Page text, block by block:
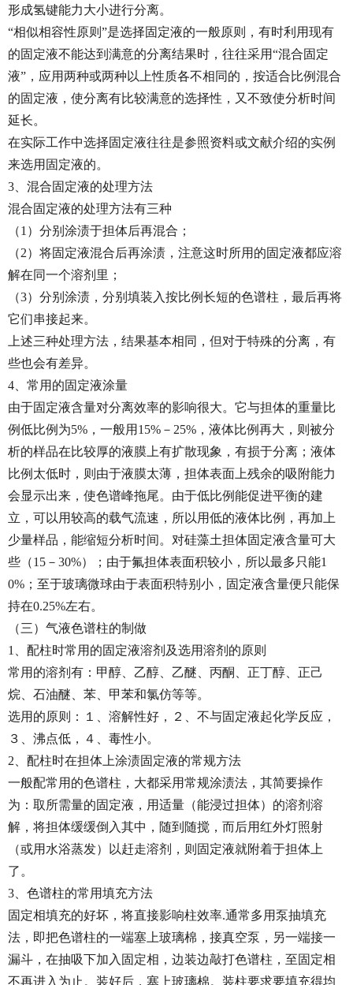
形成氢键能力大小进行分离。
“相似相容性原则”是选择固定液的一般原则，有时利用现有
的固定液不能达到满意的分离结果时，往往采用“混合固定
液”，应用两种或两种以上性质各不相同的，按适合比例混合
的固定液，使分离有比较满意的选择性，又不致使分析时间
延长。
在实际工作中选择固定液往往是参照资料或文献介绍的实例
来选用固定液的。
3、混合固定液的处理方法
混合固定液的处理方法有三种
（1）分别涂渍于担体后再混合；
（2）将固定液混合后再涂渍，注意这时所用的固定液都应溶
解在同一个溶剂里；
（3）分别涂渍，分别填装入按比例长短的色谱柱，最后再将
它们串接起来。
上述三种处理方法，结果基本相同，但对于特殊的分离，有
些也会有差异。
4、常用的固定液涂量
由于固定液含量对分离效率的影响很大。它与担体的重量比
例低比例为5%，一般用15%－25%，液体比例再大，则被分
析的样品在比较厚的液膜上有扩散现象，有损于分离；液体
比例太低时，则由于液膜太薄，担体表面上残余的吸附能力
会显示出来，使色谱峰拖尾。由于低比例能促进平衡的建
立，可以用较高的载气流速，所以用低的液体比例，再加上
少量样品，能缩短分析时间。对硅藻土担体固定液含量可大
些（15－30%）；由于氟担体表面积较小，所以最多只能1
0%；至于玻璃微球由于表面积特别小，固定液含量便只能保
持在0.25%左右。
（三）气液色谱柱的制做
1、配柱时常用的固定液溶剂及选用溶剂的原则
常用的溶剂有：甲醇、乙醇、乙醚、丙酮、正丁醇、正己
烷、石油醚、苯、甲苯和氯仿等等。
选用的原则：１、溶解性好，２、不与固定液起化学反应，
３、沸点低，４、毒性小。
2、配柱时在担体上涂渍固定液的常规方法
一般配常用的色谱柱，大都采用常规涂渍法，其简要操作
为：取所需量的固定液，用适量（能浸过担体）的溶剂溶
解，将担体缓缓倒入其中，随到随搅，而后用红外灯照射
（或用水浴蒸发）以赶走溶剂，则固定液就附着于担体上
了。
3、色谱柱的常用填充方法
固定相填充的好坏，将直接影响柱效率.通常多用泵抽填充
法，即把色谱柱的一端塞上玻璃棉，接真空泵，另一端接一
漏斗，在抽吸下加入固定相，边装边敲打色谱柱，至固定相
不再进入为止。装好后，塞上玻璃棉。装柱要求要填充得均